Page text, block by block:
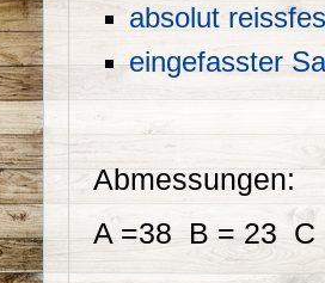
absolut
eingefasster
Abmessungen:
A =38 B = 23 C